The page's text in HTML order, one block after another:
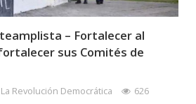
– Fortalecer al
sus Comités de
La Revolución Democrática 626